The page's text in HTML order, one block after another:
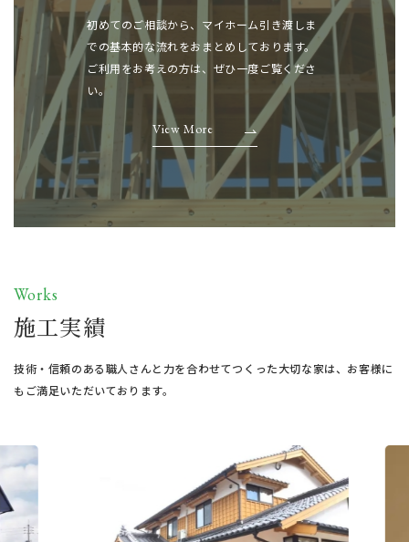
初めてのご相談から、マイホーム引き渡しま
での基本的な流れをおまとめしております。
ご利用をお考えの方は、ぜひ一度ご覧くださ
い。
View More
Works
施工実績
技術・信頼のある職人さんと力を合わせてつくった大切な家は、 お客様に
もご満足いただいております。